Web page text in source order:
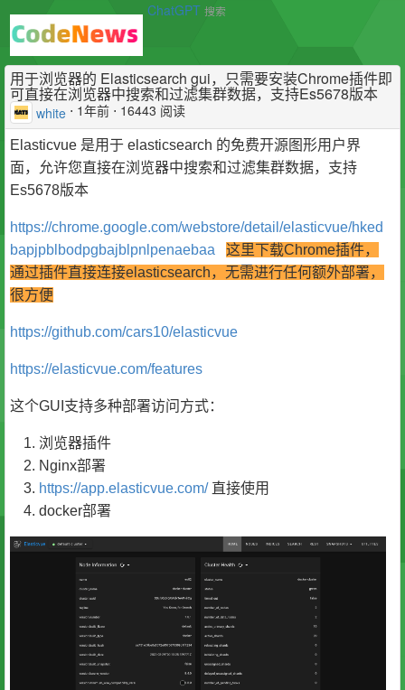
ChatGPT 搜索
用于浏览器的 Elasticsearch gui，只需要安装Chrome插件即
可直接在浏览器中搜索和过滤集群数据，支持Es5678版本
white ⋅ 1年前 ⋅ 16443 阅读
Elasticvue 是用于 elasticsearch 的免费开源图形用户界
面，允许您直接在浏览器中搜索和过滤集群数据，支持
Es5678版本
https://chrome.google.com/webstore/detail/elasticvue/hked
bapjpblbodpgbajblpnlpenaebaa
这里下载Chrome插件，
通过插件直接连接elasticsearch，无需进行任何额外部署，
很方便
https://github.com/cars10/elasticvue
https://elasticvue.com/features
这个GUI支持多种部署访问方式：
浏览器插件
Nginx部署
https://app.elasticvue.com/直接使用
docker部署